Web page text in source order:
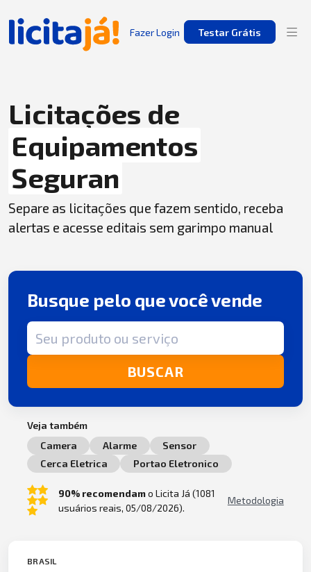
Fazer Login Testar Grátis
Licitações de
Equipamentos
Seguran
Separe as licitações que fazem sentido, receba
alertas e acesse editais sem garimpo manual
Busque pelo que você vende
Termo de busca
BUSCAR
Veja também
Camera
Alarme
Sensor
Cerca Eletrica
Portao Eletronico
90% recomendamo Licita Já (1081
usuários reais, 05/08/2026).
Metodologia
BRASIL